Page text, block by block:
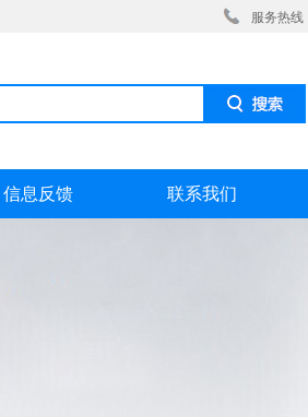
服务热线
信息反馈 联系我们